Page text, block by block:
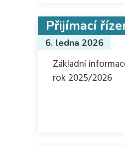
Přijímací
6. ledna 2026
Základní
rok 2025/2026